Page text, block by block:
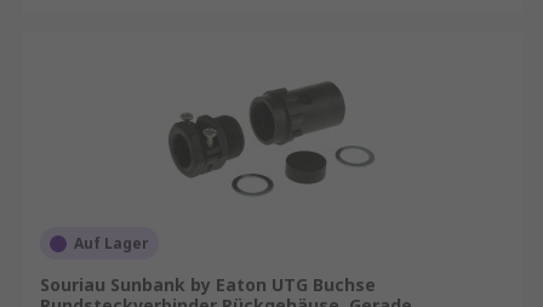
Auf Lager
Souriau Sunbank by Eaton UTG Buchse